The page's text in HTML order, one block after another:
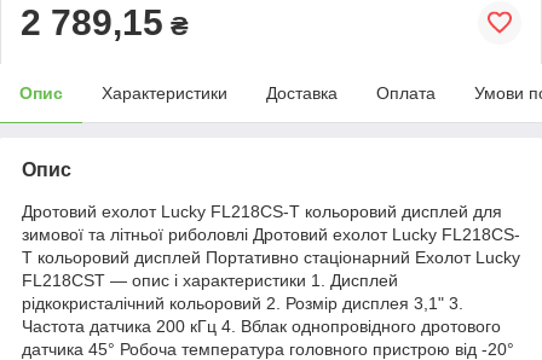
2 789,15 ₴
Опис Характеристики Доставка Оплата Умови
Опис
Дротовий ехолот Lucky FL218CS-T кольоровий дисплей для
зимової та літньої риболовлі Дротовий ехолот Lucky FL218CS-
T кольоровий дисплей Портативно стаціонарний Ехолот Lucky
FL218CST — опис і характеристики 1. Дисплей
рідкокристалічний кольоровий 2. Розмір дисплея 3,1" 3.
Частота датчика 200 кГц 4. Вблак однопровідного дротового
датчика 45° Робоча температура головного пристрою від -20°